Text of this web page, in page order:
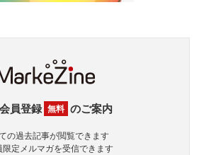
員登録 無料 のご案内
の過去記事が閲覧できます
限定メルマガを受信できます